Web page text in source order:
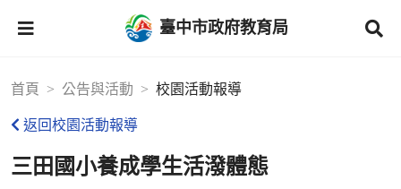
臺中市政府教育局
首頁 公告與活動 校園活動報導
返回校園活動報導
三田國小養成學生活潑體態